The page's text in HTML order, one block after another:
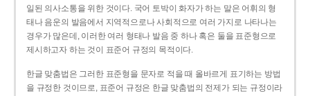
일된 의사소통을 위한 것이다. 국어 토박이 화자가 하는 말은 어휘의 형
태나 음운의 발음에서 지역적으로나 사회적으로 여러 가지로 나타나는
경우가 많은데, 이러한 여러 형태나 발음 중 하나 혹은 둘을 표준형으로
제시하고자 하는 것이 표준어 규정의 목적이다.
한글 맞춤법은 그러한 표준형을 문자로 적을 때 올바르게 표기하는 방법
을 규정한 것이므로, 표준어 규정은 한글 맞춤법의 전제가 되는 규정이라